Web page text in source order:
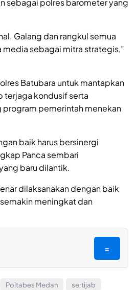
sebagai polres barometer yang
Galang dan rangkul semua
sebagai mitra strategis,”
Batubara untuk mantapkan
terjaga kondusif serta
program pemerintah menekan
baik harus bersinergi
Panca sembari
baru dilantik.
dilaksanakan dengan baik
meningkat dan
=
Poltabes Medan sertijab